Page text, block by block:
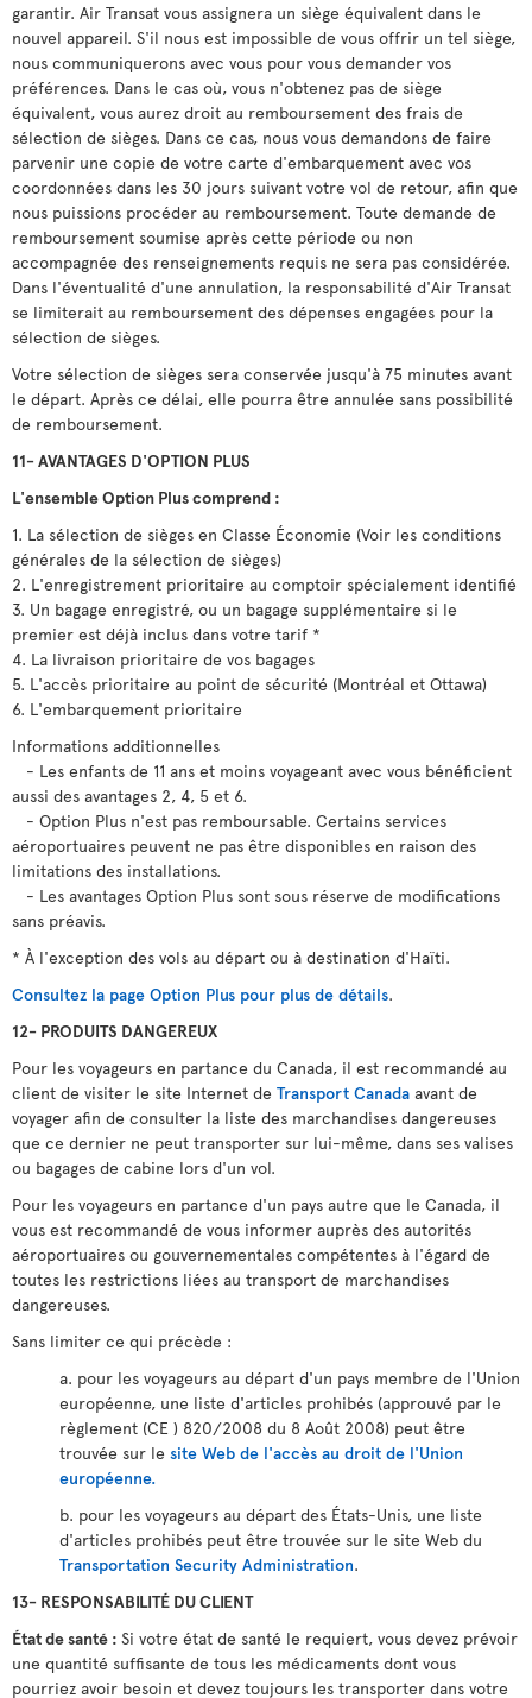
garantir. Air Transat vous assignera un siège équivalent dans le
nouvel appareil. S'il nous est impossible de vous offrir un tel siège,
nous communiquerons avec vous pour vous demander vos
préférences. Dans le cas où, vous n'obtenez pas de siège
équivalent, vous aurez droit au remboursement des frais de
sélection de sièges. Dans ce cas, nous vous demandons de faire
parvenir une copie de votre carte d'embarquement avec vos
coordonnées dans les 30 jours suivant votre vol de retour, afin que
nous puissions procéder au remboursement. Toute demande de
remboursement soumise après cette période ou non
accompagnée des renseignements requis ne sera pas considérée.
Dans l'éventualité d'une annulation, la responsabilité d'Air Transat
se limiterait au remboursement des dépenses engagées pour la
sélection de sièges.
Votre sélection de sièges sera conservée jusqu'à 75 minutes avant
le départ. Après ce délai, elle pourra être annulée sans possibilité
de remboursement.
11- AVANTAGES D'OPTION PLUS
L'ensemble Option Plus comprend :
1. La sélection de sièges en Classe Économie (Voir les conditions
générales de la sélection de sièges)
2. L'enregistrement prioritaire au comptoir spécialement identifié
3. Un bagage enregistré, ou un bagage supplémentaire si le
premier est déjà inclus dans votre tarif *
4. La livraison prioritaire de vos bagages
5. L'accès prioritaire au point de sécurité (Montréal et Ottawa)
6. L'embarquement prioritaire
Informations additionnelles
- Les enfants de 11 ans et moins voyageant avec vous bénéficient
aussi des avantages 2, 4, 5 et 6.
- Option Plus n'est pas remboursable. Certains services
aéroportuaires peuvent ne pas être disponibles en raison des
limitations des installations.
- Les avantages Option Plus sont sous réserve de modifications
sans préavis.
* À l'exception des vols au départ ou à destination d'Haïti.
Consultez la page Option Plus pour plus de détails.
12- PRODUITS DANGEREUX
Pour les voyageurs en partance du Canada, il est recommandé au
client de visiter le site Internet de Transport Canada avant de
voyager afin de consulter la liste des marchandises dangereuses
que ce dernier ne peut transporter sur lui-même, dans ses valises
ou bagages de cabine lors d'un vol.
Pour les voyageurs en partance d'un pays autre que le Canada, il
vous est recommandé de vous informer auprès des autorités
aéroportuaires ou gouvernementales compétentes à l'égard de
toutes les restrictions liées au transport de marchandises
dangereuses.
Sans limiter ce qui précède :
a. pour les voyageurs au départ d'un pays membre de l'Union
européenne, une liste d'articles prohibés (approuvé par le
règlement (CE ) 820/2008 du 8 Août 2008) peut être
trouvée sur le site Web de l'accès au droit de l'Union
européenne.
b. pour les voyageurs au départ des États-Unis, une liste
d'articles prohibés peut être trouvée sur le site Web du
Transportation Security Administration.
13- RESPONSABILITÉ DU CLIENT
État de santé : Si votre état de santé le requiert, vous devez prévoir
une quantité suffisante de tous les médicaments dont vous
pourriez avoir besoin et devez toujours les transporter dans votre